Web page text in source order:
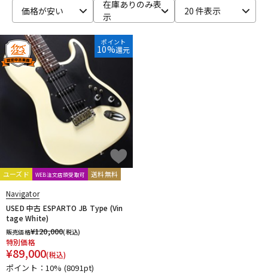
ベース ウクレレ
ドラム
キーボード
DJ機器
価格が安い
在庫ありのみ表
示
20 件表示
ポイント
10%還元
ユーズド WEB注文店頭受取可 送料無料
Navigator
USED 中古 ESPARTO JB Type (Vin
tage White)
販売価格¥120,000(税込)
特別価格
¥89,000(税込)
ポイント：10% (8091pt)